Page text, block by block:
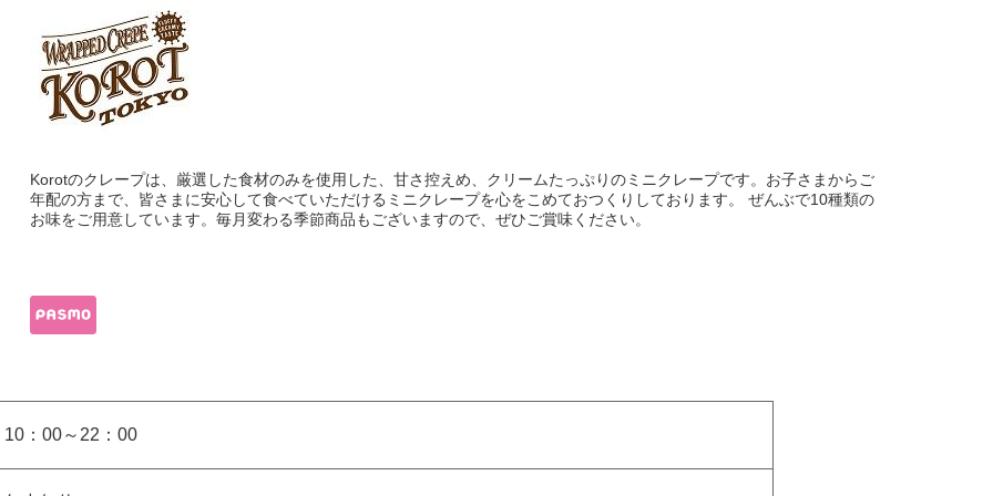
Korotのクレープは、厳選した食材のみを使用した、甘さ控えめ、クリームたっぷりのミニクレープです。お子さまからご
年配の方まで、皆さまに安心して食べていただけるミニクレープを心をこめておつくりしております。 ぜんぶで10種類の
お味をご用意しています。毎月変わる季節商品もございますので、ぜひご賞味ください。
10：00～22：00